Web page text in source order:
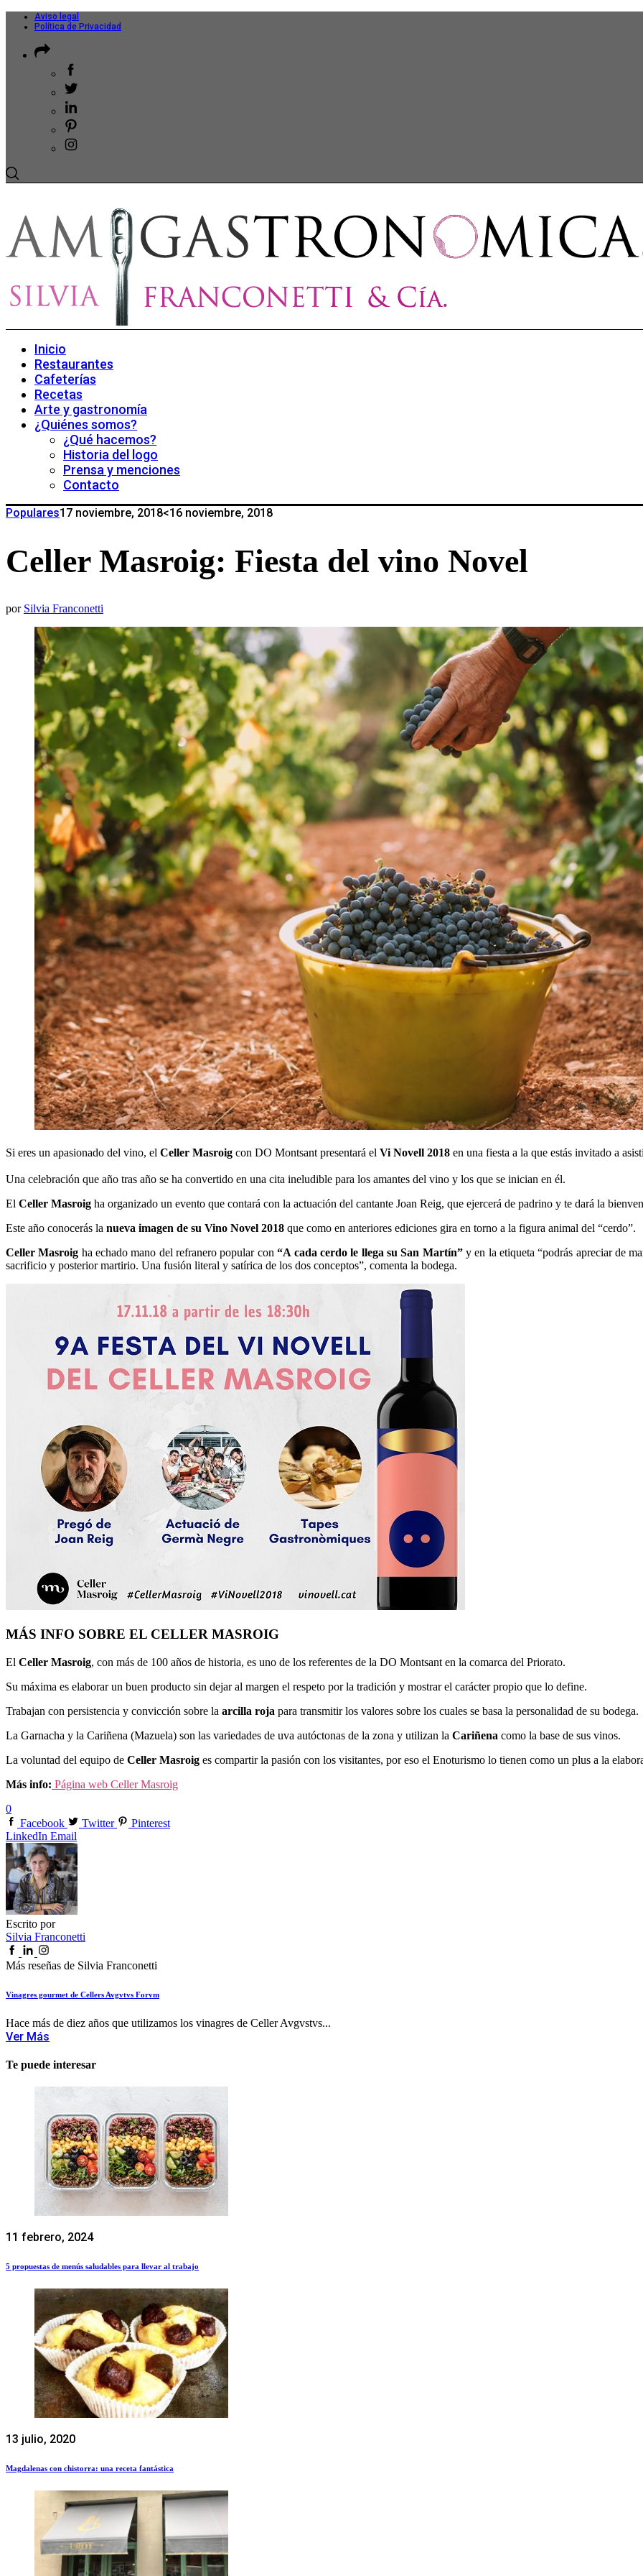
Aviso legal
Política de Privacidad
Inicio
Restaurantes
Cafeterías
Recetas
Arte y gastronomía
¿Quiénes somos?
¿Qué hacemos?
Historia del logo
Prensa y menciones
Contacto
Populares17 noviembre, 2018<16 noviembre, 2018
Celler Masroig: Fiesta del vino Novel
por Silvia Franconetti
Si eres un apasionado del vino, el Celler Masroig con DO Montsant presentará el Vi Novell 2018 en una fiesta a la que estás invitado a
Una celebración que año tras año se ha convertido en una cita ineludible para los amantes del vino y los que se inician en él.
El Celler Masroig ha organizado un evento que contará con la actuación del cantante Joan Reig, que ejercerá de padrino y te dará la
Este año conocerás la nueva imagen de su Vino Novel 2018 que como en anteriores ediciones gira en torno a la figura animal del “cerdo”.
Celler Masroig ha echado mano del refranero popular con“A cada cerdo le llega su San Martín” y en la etiqueta “podrás apreciar de
sacrificio y posterior martirio. Una fusión literal y satírica de los dos conceptos”, comenta la bodega.
MÁS INFO SOBRE EL CELLER MASROIG
El Celler Masroig, con más de 100 años de historia, es uno de los referentes de la DO Montsant en la comarca del Priorato.
Su máxima es elaborar un buen producto sin dejar al margen el respeto por la tradición y mostrar el carácter propio que lo define.
Trabajan con persistencia y convicción sobre la arcilla roja para transmitir los valores sobre los cuales se basa la personalidad de su bodega.
La Garnacha y la Cariñena (Mazuela) son las variedades de uva autóctonas de la zona y utilizan la Cariñena como la base de sus vinos.
La voluntad del equipo de Celler Masroig es compartir la pasión con los visitantes, por eso el Enoturismo lo tienen como un plus a la
Más info: Página web Celler Masroig
0
Facebook
Twitter
Pinterest
LinkedIn Email
Escrito por
Silvia Franconetti
Más reseñas de Silvia Franconetti
Vinagres gourmet de Cellers Avgvtvs Forvm
Hace más de diez años que utilizamos los vinagres de Celler Avgvstvs...
Ver Más
Te puede interesar
11 febrero, 2024
5 propuestas de menús saludables para llevar al trabajo
13 julio, 2020
Magdalenas con chistorra: una receta fantástica